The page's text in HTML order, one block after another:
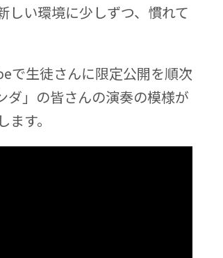
しい環境に少しずつ、慣れて
で生徒さんに限定公開を順次
ダ」の皆さんの演奏の模様が
す。